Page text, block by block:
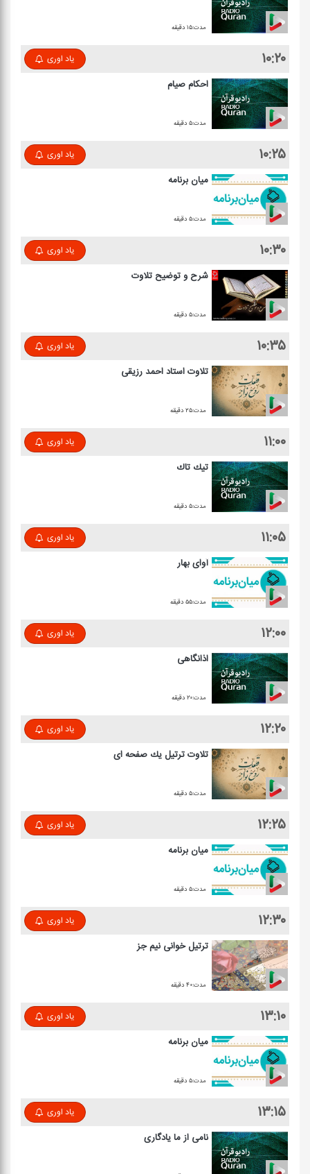
مدت:۱۵ دقیقه
۱۰:۲۰ یاد اوری
احكام صیام
مدت:۵ دقیقه
۱۰:۲۵ یاد اوری
میان برنامه
مدت:۵ دقیقه
۱۰:۳۰ یاد اوری
شرح و توضیح تلاوت
مدت:۵ دقیقه
۱۰:۳۵ یاد اوری
تلاوت استاد احمد رزیقی
مدت:۲۵ دقیقه
۱۱:۰۰ یاد اوری
تیك تاك
مدت:۵ دقیقه
۱۱:۰۵ یاد اوری
آوای بهار
مدت:۵۵ دقیقه
۱۲:۰۰ یاد اوری
اذانگاهی
مدت:۲۰ دقیقه
۱۲:۲۰ یاد اوری
تلاوت ترتیل یك صفحه ای
مدت:۵ دقیقه
۱۲:۲۵ یاد اوری
میان برنامه
مدت:۵ دقیقه
۱۲:۳۰ یاد اوری
ترتیل خوانی نیم جز
مدت:۴۰ دقیقه
۱۳:۱۰ یاد اوری
میان برنامه
مدت:۵ دقیقه
۱۳:۱۵ یاد اوری
نامی از ما یادگاری